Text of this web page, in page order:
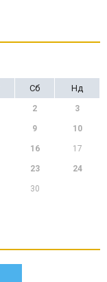
Сб Нд
2 3
9 10
16 17
23 24
30